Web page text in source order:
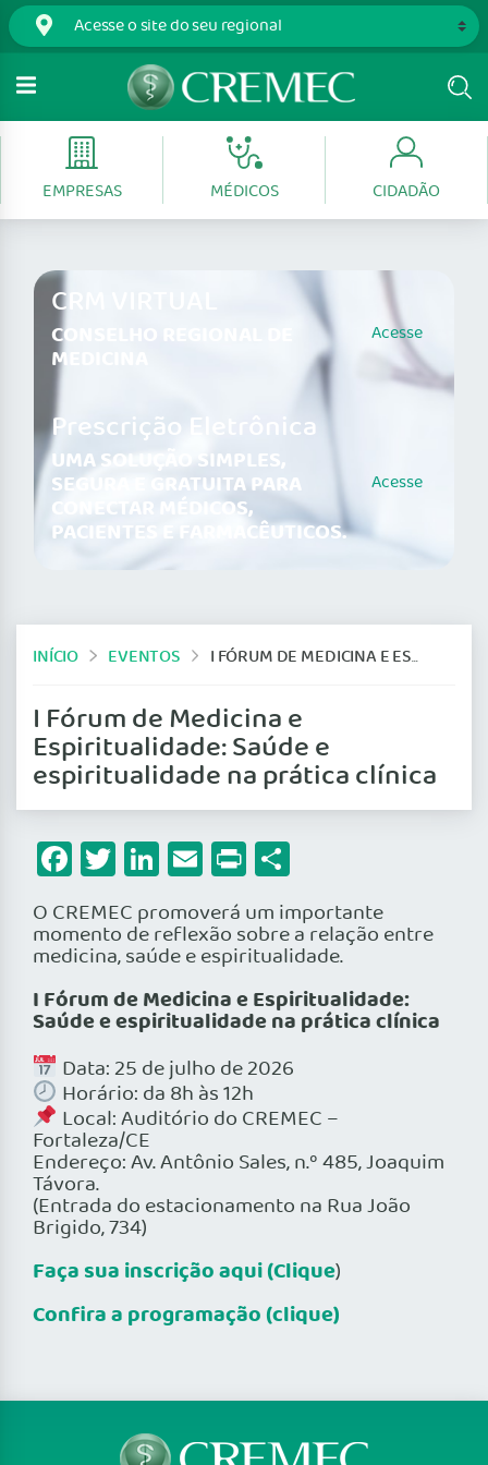
EMPRESAS MÉDICOS CIDADÃO
CRM VIRTUAL
CONSELHO REGIONAL DE
MEDICINA
Acesse
Prescrição Eletrônica
UMA SOLUÇÃO SIMPLES,
SEGURA E GRATUITA PARA
CONECTAR MÉDICOS,
PACIENTES E FARMACÊUTICOS.
Acesse
INÍCIO EVENTOS I FÓRUM DE MEDICINA E ESPIRITUALIDADE: SAÚDE E ESPIRITUALIDADE NA PRÁTICA CLÍNICA
I Fórum de Medicina e
Espiritualidade: Saúde e
espiritualidade na prática clínica
Facebook
Twitter
LinkedIn
Email
Print
O CREMEC promoverá um importante
momento de reflexão sobre a relação entre
medicina, saúde e espiritualidade.
I Fórum de Medicina e Espiritualidade:
Saúde e espiritualidade na prática clínica
Data: 25 de julho de 2026
Horário: da 8h às 12h
Local: Auditório do CREMEC –
Fortaleza/CE
Endereço: Av. Antônio Sales, n.º 485, Joaquim
Távora.
(Entrada do estacionamento na Rua João
Brigido, 734)
Faça sua inscrição aqui (Clique)
Confira a programação (clique)